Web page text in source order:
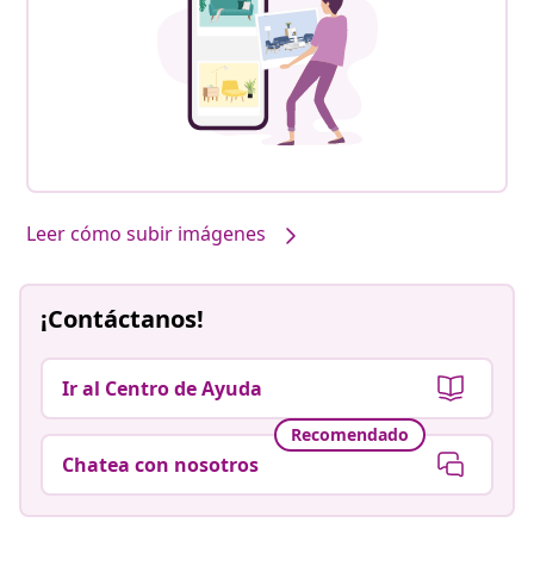
Leer cómo subir imágenes
¡Contáctanos!
Ir al Centro de Ayuda
Recomendado
Chatea con nosotros